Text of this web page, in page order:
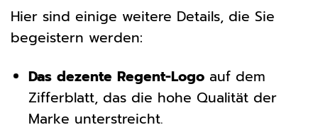
Hier sind einige weitere Details, die Sie
begeistern werden:
Das dezente Regent-Logoauf dem
Zifferblatt, das die hohe Qualität der
Marke unterstreicht.